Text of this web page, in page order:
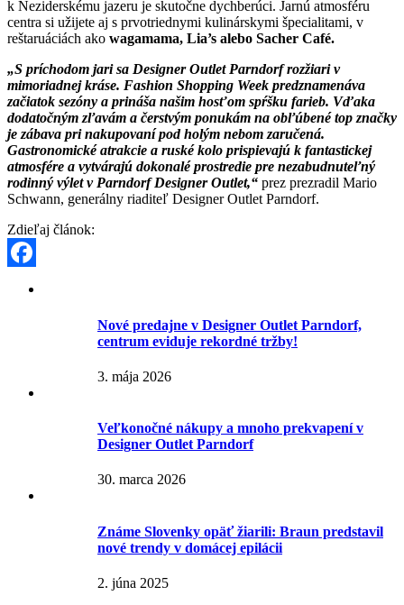
k Neziderskému jazeru je skutočne dychberúci. Jarnú atmosféru
centra si užijete aj s prvotriednymi kulinárskymi špecialitami, v
reštaruáciách ako wagamama, Lia’s alebo Sacher Café.
„S príchodom jari sa Designer Outlet Parndorf rozžiari v
mimoriadnej kráse. Fashion Shopping Week predznamenáva
začiatok sezóny a prináša našim hosťom spŕšku farieb. Vďaka
dodatočným zľavám a čerstvým ponukám na obľúbené top značky
je zábava pri nakupovaní pod holým nebom zaručená.
Gastronomické atrakcie a ruské kolo prispievajú k fantastickej
atmosfére a vytvárajú dokonalé prostredie pre nezabudnuteľný
rodinný výlet v Parndorf Designer Outlet,“ prez prezradil Mario
Schwann, generálny riaditeľ Designer Outlet Parndorf.
Zdieľaj článok:
Nové predajne v Designer Outlet Parndorf,
centrum eviduje rekordné tržby!
3. mája 2026
Veľkonočné nákupy a mnoho prekvapení v
Designer Outlet Parndorf
30. marca 2026
Známe Slovenky opäť žiarili: Braun predstavil
nové trendy v domácej epilácii
2. júna 2025